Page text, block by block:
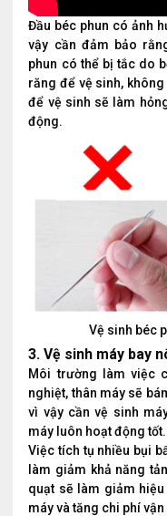
Đầu béc phun có ảnh
vậy cần đảm bảo
phun có thể bị tắc do
răng để vệ sinh,
để vệ sinh sẽ làm
động.
Vệ sinh béc
3. Vệ sinh máy bay
Môi trường làm việc
nghiệt, thân máy sẽ
vì vậy cần vệ sinh
máy luôn hoạt động tốt.
Việc tích tụ nhiều bụi
làm giảm khả năng
quạt sẽ làm giảm
máy và tăng chi phí vận